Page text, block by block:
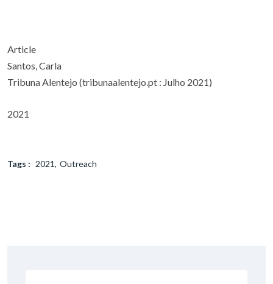
Article
Santos, Carla
Tribuna Alentejo (tribunaalentejo.pt : Julho 2021)
2021
Tags : 2021 Outreach